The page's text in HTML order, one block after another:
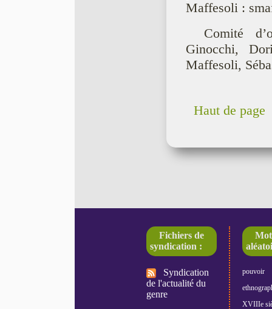
Maffesoli :
Comité
Ginocchi,
Maffesoli,
Haut de page
Fichiers de
syndication :
Syndication
de l'actualité du
genre
pouvoir
XVIIIe